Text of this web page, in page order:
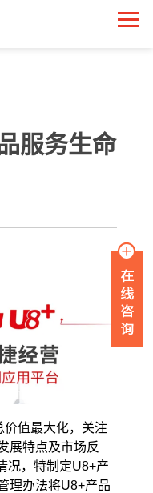
服务生命
值最大化，关注
展特点及市场反
况，特制定U8+产
理办法将U8+产品